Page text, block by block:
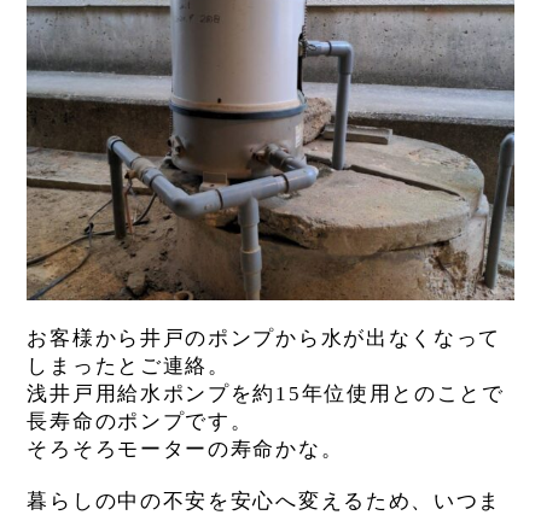
お客様から井戸のポンプから水が出なくなって
しまったとご連絡。
浅井戸用給水ポンプを約15年位使用とのことで
長寿命のポンプです。
そろそろモーターの寿命かな。
暮らしの中の不安を安心へ変えるため、いつま